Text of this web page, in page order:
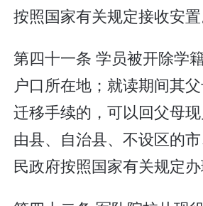
按照国家有关规定接收安置
第四十一条 学员被开除学
户口所在地；就读期间其
迁移手续的，可以回父母现
由县、自治县、不设区的
民政府按照国家有关规定办